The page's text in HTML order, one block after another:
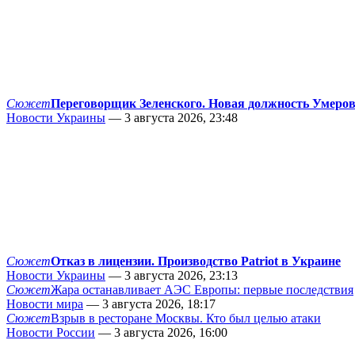
СюжетПереговорщик Зеленского. Новая должность
Новости Украины — 3 августа 2026, 23:48
СюжетОтказ в лицензии. Производство Patriot в Украине
Новости Украины — 3 августа 2026, 23:13
СюжетЖара останавливает АЭС Европы: первые последствия
Новости мира — 3 августа 2026, 18:17
СюжетВзрыв в ресторане Москвы. Кто был целью атаки
Новости России — 3 августа 2026, 16:00